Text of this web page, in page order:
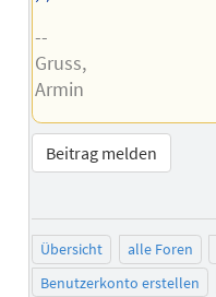
--
Gruss,
Armin
Beitrag melden
Übersicht alle Foren
Benutzerkonto erstellen